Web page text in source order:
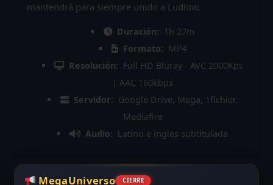
mantendrá para siempre unido a Ludlow.
Duración: 1h 27m
Formato: MP4
Resolución: Full HD Bluray - AVC 2000Kps
| AAC 160kbps
Servidor: Google Drive, Mega, 1fichier,
Mediafire
Audio: Latino e ingles subtitulada
MegaUniverso CIERRE